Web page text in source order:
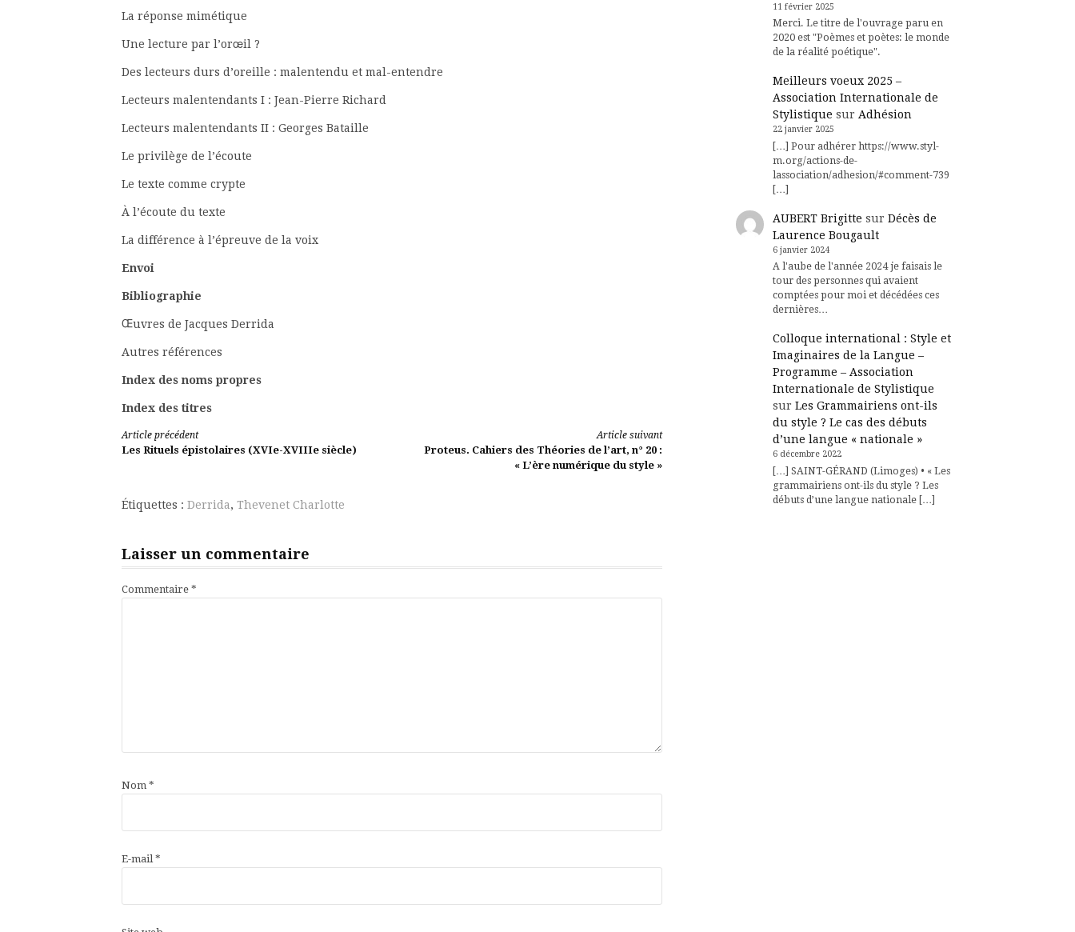
La réponse mimétique
Une lecture par l’orœil ?
Des lecteurs durs d’oreille : malentendu et mal-entendre
Lecteurs malentendants I : Jean-Pierre Richard
Lecteurs malentendants II : Georges Bataille
Le privilège de l’écoute
Le texte comme crypte
À l’écoute du texte
La différence à l’épreuve de la voix
Envoi
Bibliographie
Œuvres de Jacques Derrida
Autres références
Index des noms propres
Index des titres
Lire
suite
Article précédent
Les Rituels épistolaires (XVIe-XVIIIe siècle)
Article suivant
Proteus. Cahiers des Théories de l’art, n° 20 :
« L’ère numérique du style »
Étiquettes : Derrida, Thevenet Charlotte
Laisser un commentaire
Commentaire *
Nom *
E-mail*
11 février 2025
Merci. Le titre de l'ouvrage paru en
2020 est "Poèmes et poètes: le monde
de la réalité poétique".
Meilleurs voeux 2025 –
Association Internationale de
Stylistique sur Adhésion
22 janvier 2025
[…] Pour adhérer https://www.styl-
m.org/actions-de-
lassociation/adhesion/#comment-739
[…]
AUBERT Brigitte sur Décès de
Laurence Bougault
6 janvier 2024
A l'aube de l'année 2024 je faisais le
tour des personnes qui avaient
comptées pour moi et décédées ces
dernières…
Colloque international : Style et
Imaginaires de la Langue –
Programme – Association
Internationale de Stylistique
sur Les Grammairiens ont-ils
du style ? Le cas des débuts
d’une langue « nationale »
6 décembre 2022
[…] SAINT-GÉRAND (Limoges) • « Les
grammairiens ont-ils du style ? Les
débuts d’une langue nationale […]